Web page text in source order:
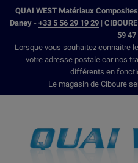
QUAI WEST Matériaux
Daney - +33 5 56 29 19 29|
59 47
Lorsque vous souhaitez connaitre
votre adresse postale car nos
différents en
Le magasin de Ciboure